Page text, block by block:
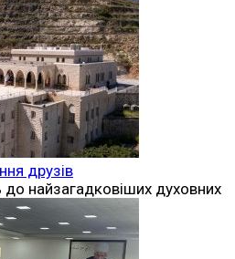
друзів
до найзагадковіших духовних